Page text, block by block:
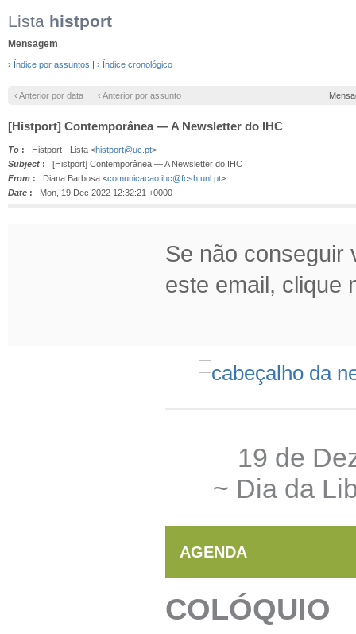
Lista histport
Mensagem
› Índice por assuntos | › Índice cronológico
‹ Anterior por data ‹ Anterior por assunto
[Histport] Contemporânea — A Newsletter do IHC
To : Histport - Lista <histport@uc.pt>
Subject : [Histport] Contemporânea — A Newsletter do IHC
From : Diana Barbosa <comunicacao.ihc@fcsh.unl.pt>
Date : Mon, 19 Dec 2022 12:32:21 +0000
Se não conseguir
este email, clique
19 de
~ Dia da
AGENDA
COLÓQUIO